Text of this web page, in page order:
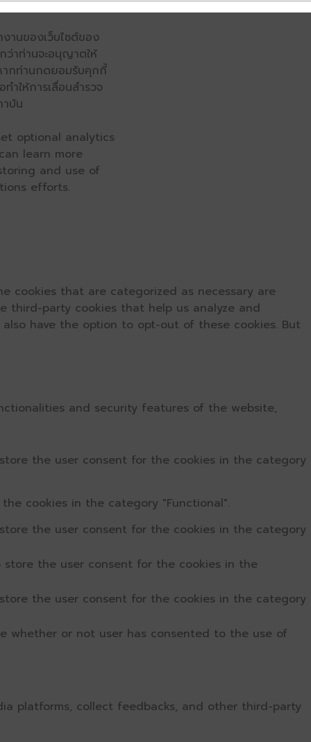
านของเว็บไซต์ของ
ว่าท่านจะอนุญาตให้
กท่านกดยอมรับคุกกี้
ำให้การเลื่อนสำรวจ
าบัน
optional analytics
learn more
and use of
efforts.
cookies that are categorized as necessary are
third-party cookies that help us analyze and
have the option to opt-out of these cookies. But
and security features of the website,
the user consent for the cookies in the category
cookies in the category "Functional".
the user consent for the cookies in the category
store the user consent for the cookies in the
the user consent for the cookies in the category
whether or not user has consented to the use of
platforms, collect feedbacks, and other third-party